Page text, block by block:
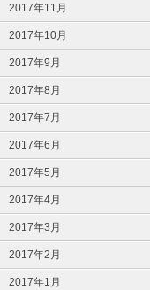
2017年11月
2017年10月
2017年9月
2017年8月
2017年7月
2017年6月
2017年5月
2017年4月
2017年3月
2017年2月
2017年1月